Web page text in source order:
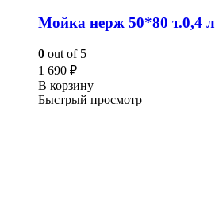
Мойка нерж 50*80 т.0,4
0 out of 5
1 690 ₽
В корзину
Быстрый просмотр